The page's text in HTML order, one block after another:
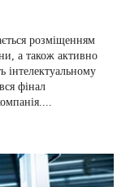
розміщенням
а також активно
інтелектуальному
фінал